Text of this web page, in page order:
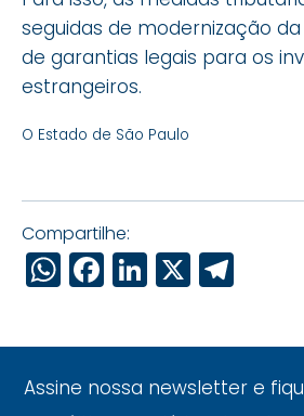
seguidas de modernização
de garantias legais para os
estrangeiros.
O Estado de São Paulo
Compartilhe:
WhatsApp
Facebook
LinkedIn
X
Assine nossa newsletter e